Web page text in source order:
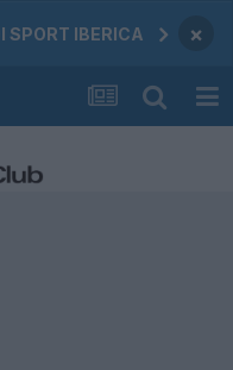
SPORT IBERICA ×